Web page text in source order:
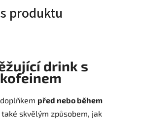
produktu
drink s
kofeinem
před nebo během
skvělým způsobem, jak